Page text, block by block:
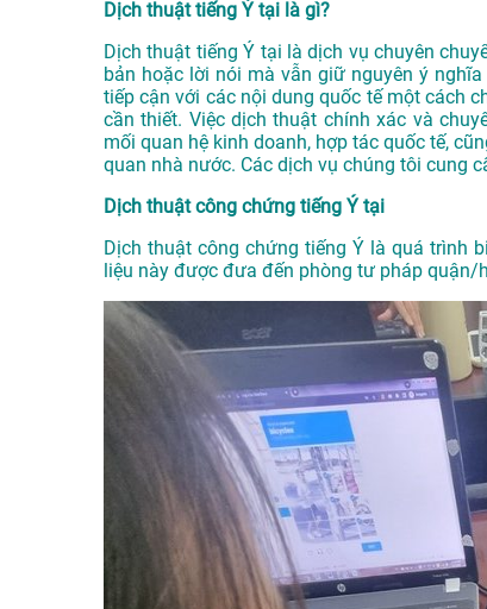
Dịch thuật tiếng Ý tại là gì?
Dịch thuật tiếng Ý tại là dịch vụ chuyên
bản hoặc lời nói mà vẫn giữ nguyên ý
tiếp cận với các nội dung quốc tế một cách
cần thiết. Việc dịch thuật chính xác và
mối quan hệ kinh doanh, hợp tác quốc tế,
quan nhà nước. Các dịch vụ chúng tôi cung
Dịch thuật công chứng tiếng Ý tại
Dịch thuật công chứng tiếng Ý là quá trình
liệu này được đưa đến phòng tư pháp